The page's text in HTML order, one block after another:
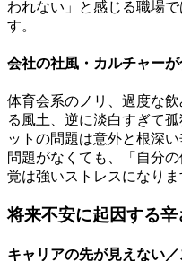
われない」と感じる職場
す。
会社の社風・カルチャー
体育会系のノリ、過度な
る風土、逆に淡白すぎて
ットの問題は意外と根深
問題がなくても、「自分
覚は強いストレスになりま
将来不安に起因する辛
キャリアの先が見えない